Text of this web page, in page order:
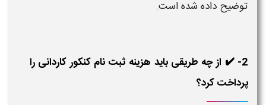
توضیح داده شده است.
2- ✔️ از چه طریقی باید هزینه ثبت نام کنکور کاردانی را
پرداخت کرد؟